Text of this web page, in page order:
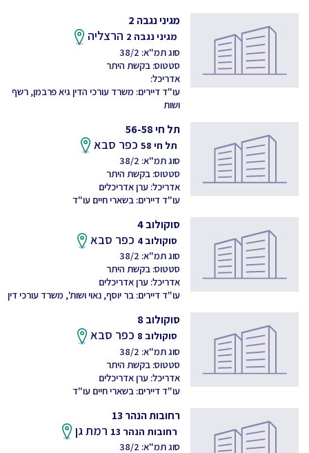
מגיני נגבה 2
מגיני נגבה 2 הרצליה
סוג תמ"א: 38/2
סטטוס: בקשת היתר
אדריכל:
עו"ד דיירים: משרד עורכי הדין גיא פרבמן, רשף
ושות
תל חי 56-58
תל חי 58 כפר סבא
סוג תמ"א: 38/2
סטטוס: בקשת היתר
אדריכל: ערן אדריכלים
עו"ד דיירים: בשארי חיים עו"ד
סוקולוב 4
סוקולוב 4 כפר סבא
סוג תמ"א: 38/2
סטטוס: בקשת היתר
אדריכל: ערן אדריכלים
עו"ד דיירים: בר יוסף, נאוי ושות', משרד עורכי דין
סוקולוב 8
סוקולוב 8 כפר סבא
סוג תמ"א: 38/2
סטטוס: בקשת היתר
אדריכל: ערן אדריכלים
עו"ד דיירים: בשארי חיים עו"ד
רחובות הנהר 13
רחובות הנהר 13 רמת גן
סוג תמ"א: 38/2